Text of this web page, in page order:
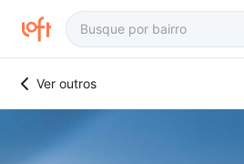
Ver outros